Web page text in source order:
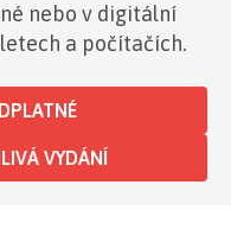
nebo v digitální
a počítačích.
VYDÁNÍ